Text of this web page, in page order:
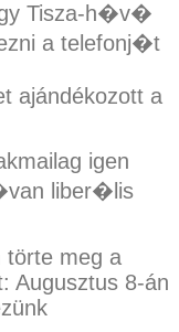
Tisza-h�v�
a telefonj�t
ajándékozott a
igen
liber�lis
törte meg a
Augusztus 8-án